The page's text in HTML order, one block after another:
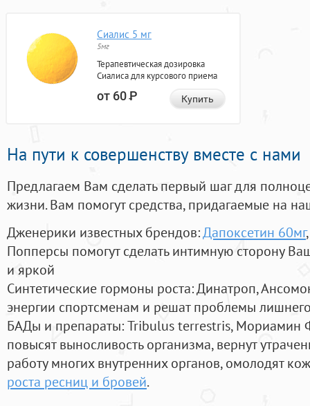
Сиалис 5 мг
5мг
Терапевтическая дозировка
Сиалиса для курсового приема
от 60Р Купить
На пути к совершенству вместе с нами
Предлагаем Вам сделать первый шаг для
жизни. Вам помогут средства, придагаемые на
Дженерики известных брендов:Дапоксетин 60мг
Попперсы помогут сделать интимную сторону
и яркой
Синтетические гормоны роста: Динатроп,
энергии спортсменам и решат проблемы
БАДы и препараты:Tribulus terrestris, Мориамин
повысят выносливость организма, вернут
работу многих внутренних органов, омолодят
роста ресниц и бровей.